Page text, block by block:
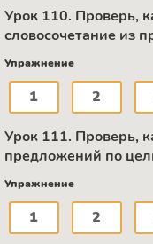
Урок 110. Проверь,
словосочетание из
Упражнение
1 2
Урок 111. Проверь,
предложений по
Упражнение
1 2